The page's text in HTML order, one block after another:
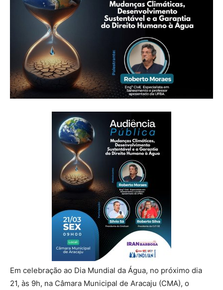
Em celebração ao Dia Mundial da Água, no próximo dia
21, às 9h, na Câmara Municipal de Aracaju (CMA), o